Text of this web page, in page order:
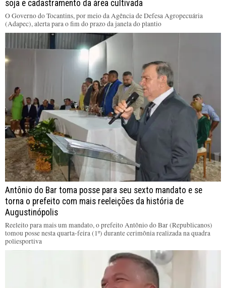
soja e cadastramento da área cultivada
O Governo do Tocantins, por meio da Agência de Defesa Agropecuária
(Adapec), alerta para o fim do prazo da janela do plantio
Antônio do Bar toma posse para seu sexto mandato e se
torna o prefeito com mais reeleições da história de
Augustinópolis
Reeleito para mais um mandato, o prefeito Antônio do Bar (Republicanos)
tomou posse nesta quarta-feira (1º) durante cerimônia realizada na quadra
poliesportiva